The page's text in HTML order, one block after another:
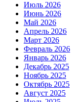
Июль 2026
Июнь 2026
Май 2026
Апрель 2026
Март 2026
Февраль 2026
Январь 2026
Декабрь 2025
Ноябрь 2025
Октябрь 2025
Август 2025